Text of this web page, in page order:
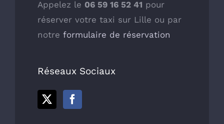
Appelez le 06 59 16 52 41 pour
réserver votre taxi sur Lille ou par
notre formulaire de réservation
Réseaux Sociaux